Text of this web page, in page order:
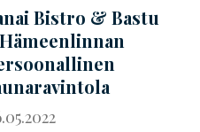
Bistro & Bastu